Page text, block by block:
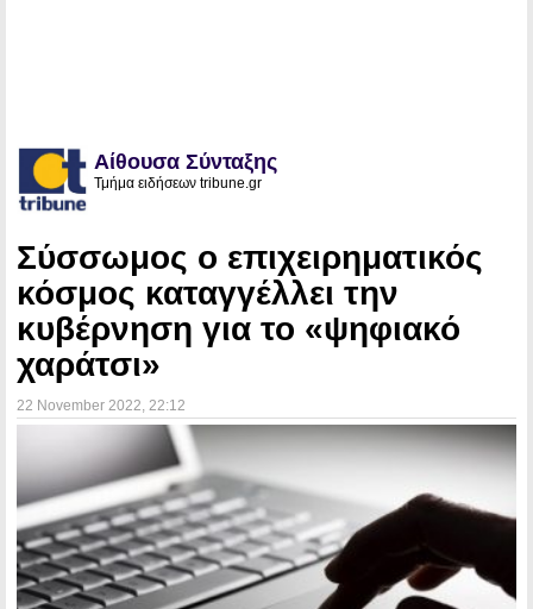
Αίθουσα Σύνταξης
Τμήμα ειδήσεων tribune.gr
Σύσσωμος ο επιχειρηματικός
κόσμος καταγγέλλει την
κυβέρνηση για το «ψηφιακό
χαράτσι»
22 November 2022 , 22:12